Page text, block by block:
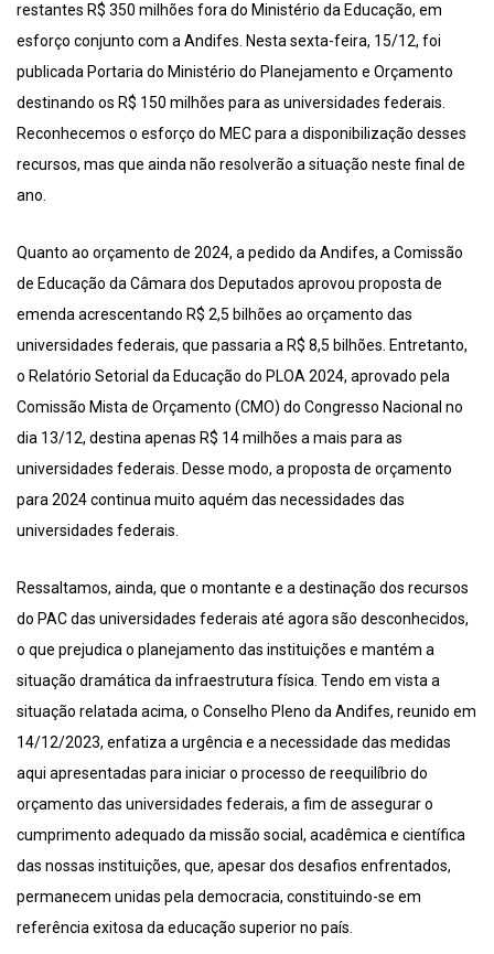
restantes R$ 350 milhões fora do Ministério da Educação, em
esforço conjunto com a Andifes. Nesta sexta-feira, 15/12, foi
publicada Portaria do Ministério do Planejamento e Orçamento
destinando os R$ 150 milhões para as universidades federais.
Reconhecemos o esforço do MEC para a disponibilização desses
recursos, mas que ainda não resolverão a situação neste final de
ano.
Quanto ao orçamento de 2024, a pedido da Andifes, a Comissão
de Educação da Câmara dos Deputados aprovou proposta de
emenda acrescentando R$ 2,5 bilhões ao orçamento das
universidades federais, que passaria a R$ 8,5 bilhões. Entretanto,
o Relatório Setorial da Educação do PLOA 2024, aprovado pela
Comissão Mista de Orçamento (CMO) do Congresso Nacional no
dia 13/12, destina apenas R$ 14 milhões a mais para as
universidades federais. Desse modo, a proposta de orçamento
para 2024 continua muito aquém das necessidades das
universidades federais.
Ressaltamos, ainda, que o montante e a destinação dos recursos
do PAC das universidades federais até agora são desconhecidos,
o que prejudica o planejamento das instituições e mantém a
situação dramática da infraestrutura física. Tendo em vista a
situação relatada acima, o Conselho Pleno da Andifes, reunido em
14/12/2023, enfatiza a urgência e a necessidade das medidas
aqui apresentadas para iniciar o processo de reequilíbrio do
orçamento das universidades federais, a fim de assegurar o
cumprimento adequado da missão social, acadêmica e científica
das nossas instituições, que, apesar dos desafios enfrentados,
permanecem unidas pela democracia, constituindo-se em
referência exitosa da educação superior no país.